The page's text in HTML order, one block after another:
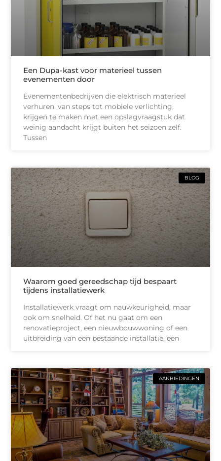
Een Dupa-kast voor materieel tussen
evenementen door
Evenementenbedrijven die elektrisch materieel
verhuren, van steps tot mobiele verlichting,
krijgen te maken met een opslagvraagstuk dat
weinig aandacht krijgt buiten het seizoen zelf.
Tussen
BLOG
Waarom goed gereedschap tijd bespaart
tijdens installatiewerk
Installatiewerk vraagt om nauwkeurigheid, maar
ook om snelheid. Of het nu gaat om een
renovatieproject, een nieuwbouwwoning of een
uitbreiding van een bestaande installatie, een
AANBIEDINGEN